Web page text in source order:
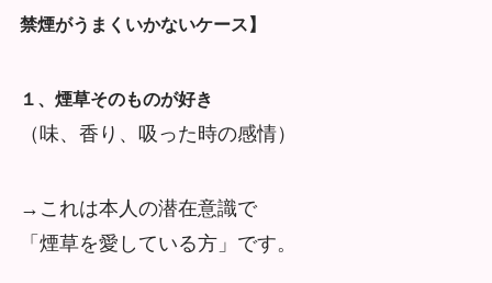
禁煙がうまくいかないケース】
１、煙草そのものが好き
（味、香り、吸った時の感情）
→これは本人の潜在意識で
「煙草を愛している方」です。